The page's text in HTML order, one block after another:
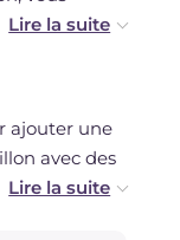
peut être
ajouter une
avec des